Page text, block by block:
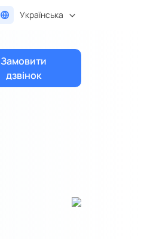
Українська
Замовити
дзвінок